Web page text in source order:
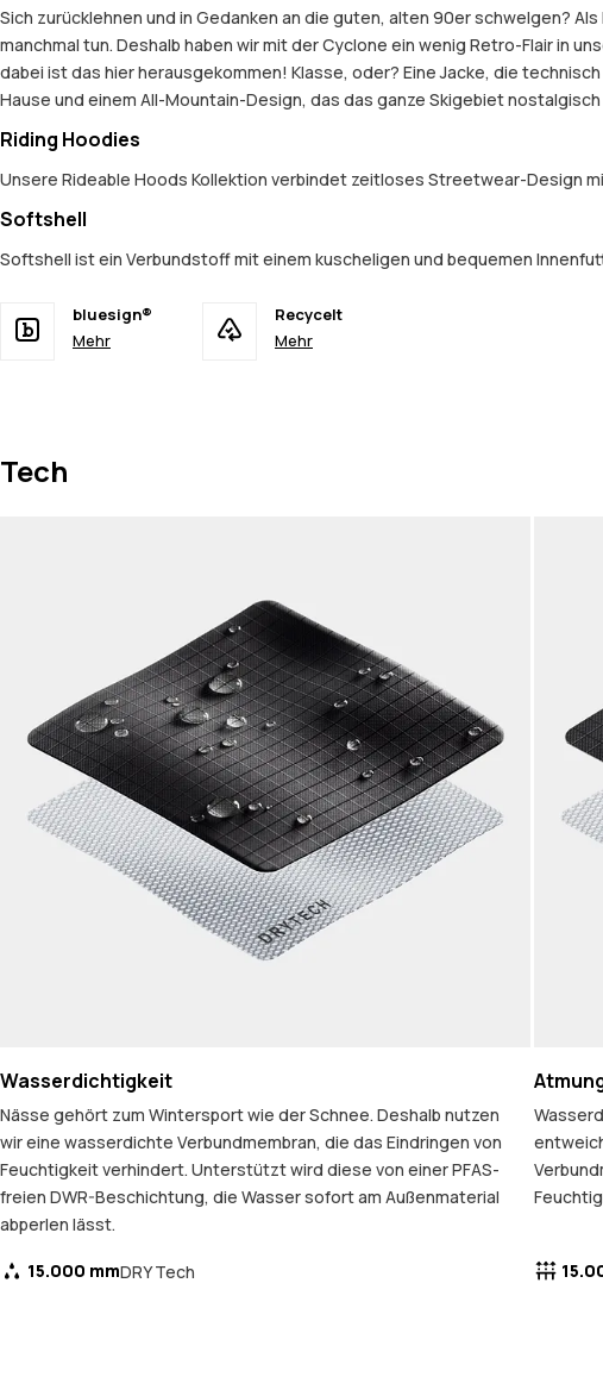
Sich zurücklehnen und in Gedanken an die guten, alten 90er schwelgen?
manchmal tun. Deshalb haben wir mit der Cyclone ein wenig Retro-Flair in
dabei ist das hier herausgekommen! Klasse, oder? Eine Jacke, die
Hause und einem All-Mountain-Design, das das ganze Skigebiet
Riding Hoodies
Unsere Rideable Hoods Kollektion verbindet zeitloses Streetwear-Design
Softshell
Softshell ist ein Verbundstoff mit einem kuscheligen und bequemen
bluesign®
Mehr
Recycelt
Mehr
Tech
Wasserdichtigkeit
Nässe gehört zum Wintersport wie der Schnee. Deshalb nutzen
wir eine wasserdichte Verbundmembran, die das Eindringen von
Feuchtigkeit verhindert. Unterstützt wird diese von einer PFAS-
freien DWR-Beschichtung, die Wasser sofort am Außenmaterial
abperlen lässt.
15.000 mmDRY Tech